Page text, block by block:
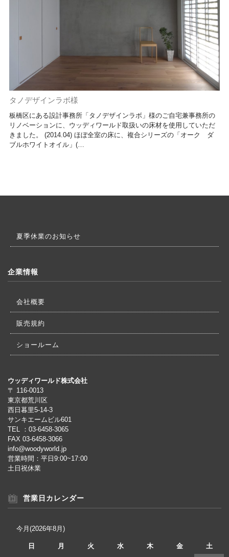
タノデザインラボ様
板橋区にある設計事務所「タノデザインラボ」様のご自宅兼事務所の
リノベーションに、ウッディワールド取扱いの床材を使用していただ
きました。 (2014.04) ほぼ全室の床に、複合シリーズの「オーク ダ
ブルホワイトオイル」(…
夏季休業のお知らせ
企業情報
会社概要
販売規約
ショールーム
ウッディワールド株式会社
〒 116-0013
東京都荒川区
西日暮里5-14-3
サンキエームビル601
TEL ：03-6458-3065
FAX 03-6458-3066
info@woodyworld.jp
営業時間：平日9:00~17:00
土日祝休業
営業日カレンダー
今月(2026年8月)
日 月 火 水 木 金
土